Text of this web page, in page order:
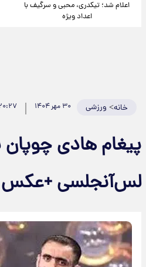
اعلام شد؛ تیکدری، محبی و سرگیف با
اعداد ویژه
خانه> ورزشی ۳۰ مهر ۱۴۰۴
پیغام هادی چوپان
لس‌آنجلسی +عکس